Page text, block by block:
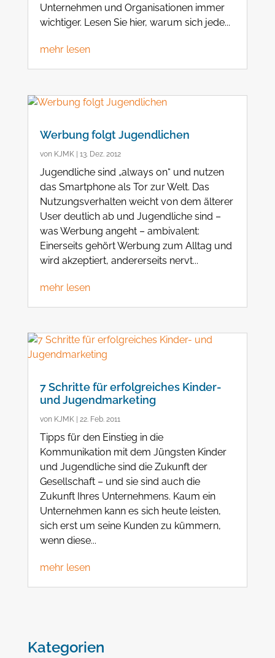
Unternehmen und Organisationen immer
wichtiger. Lesen Sie hier, warum sich jede...
mehr lesen
Werbung folgt Jugendlichen
von KJMK| 13. Dez. 2012
Jugendliche sind „always on“ und nutzen
das Smartphone als Tor zur Welt. Das
Nutzungsverhalten weicht von dem älterer
User deutlich ab und Jugendliche sind –
was Werbung angeht – ambivalent:
Einerseits gehört Werbung zum Alltag und
wird akzeptiert, andererseits nervt...
mehr lesen
7 Schritte für erfolgreiches Kinder-
und Jugendmarketing
von KJMK| 22. Feb. 2011
Tipps für den Einstieg in die
Kommunikation mit dem Jüngsten Kinder
und Jugendliche sind die Zukunft der
Gesellschaft – und sie sind auch die
Zukunft Ihres Unternehmens. Kaum ein
Unternehmen kann es sich heute leisten,
sich erst um seine Kunden zu kümmern,
wenn diese...
mehr lesen
Kategorien